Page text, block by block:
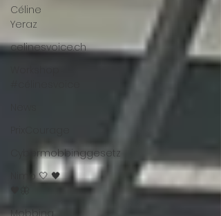
Céline
Yeraz
celinesvoice.ch
Cybermobbinggesetz
Nimo 🤍 🖤
Mobbing